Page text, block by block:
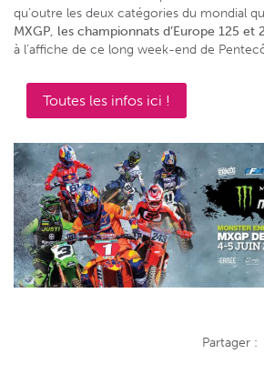
qu’outre les deux catégories du mondial
MXGP, les championnats d’Europe 125 et
à l’affiche de ce long week-end de
Toutes les infos ici !
Partager :